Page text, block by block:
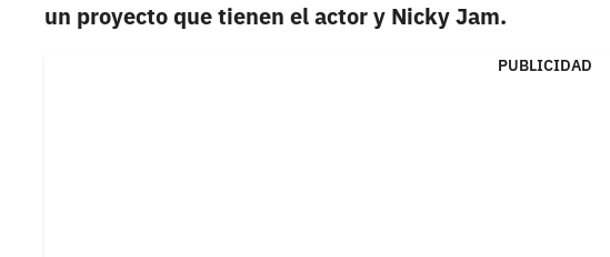
un proyecto que tienen el actor y Nicky Jam.
PUBLICIDAD